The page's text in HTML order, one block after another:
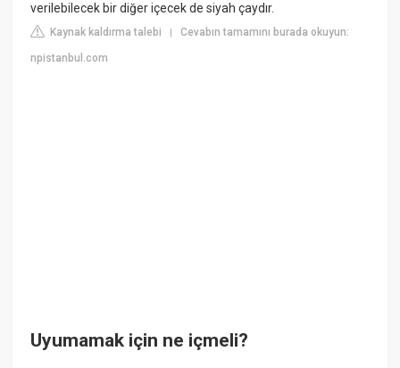
verilebilecek bir diğer içecek de siyah çaydır.
Kaynak kaldırma talebi |Cevabın tamamını burada okuyun:
npistanbul.com
Uyumamak için ne içmeli?